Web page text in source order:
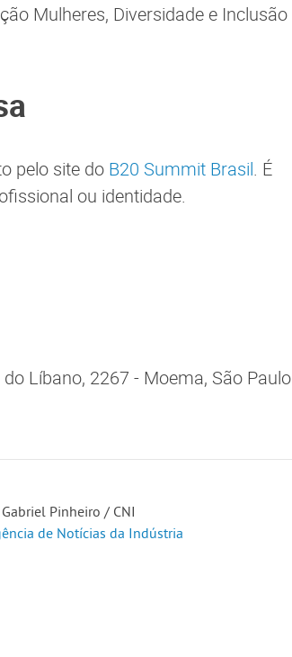
Mulheres, Diversidade e Inclusão
pelo site do B20 Summit Brasil. É
ou identidade.
Líbano, 2267 - Moema, São Paulo
Pinheiro / CNI
de Notícias da Indústria